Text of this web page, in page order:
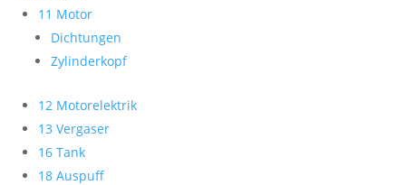
11 Motor
Dichtungen
Zylinderkopf
12 Motorelektrik
13 Vergaser
16 Tank
18 Auspuff